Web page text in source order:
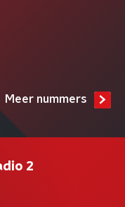
Meer nummers
2